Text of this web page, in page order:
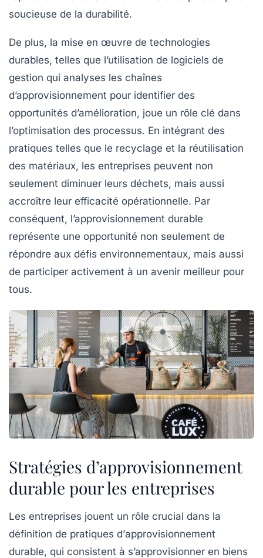
soucieuse de la durabilité.
De plus, la mise en œuvre de technologies
durables, telles que l’utilisation de logiciels de
gestion qui analyses les chaînes
d’approvisionnement pour identifier des
opportunités d’amélioration, joue un rôle clé dans
l’optimisation des processus. En intégrant des
pratiques telles que le recyclage et la réutilisation
des matériaux, les entreprises peuvent non
seulement diminuer leurs déchets, mais aussi
accroître leur efficacité opérationnelle. Par
conséquent, l’approvisionnement durable
représente une opportunité non seulement de
répondre aux défis environnementaux, mais aussi
de participer activement à un avenir meilleur pour
tous.
Stratégies d’approvisionnement
durable pour les entreprises
Les entreprises jouent un rôle crucial dans la
définition de pratiques d’approvisionnement
durable, qui consistent à s’approvisionner en biens